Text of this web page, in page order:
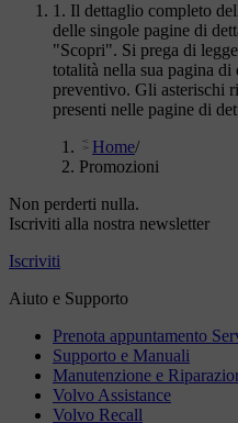
1. Il dettaglio completo
delle singole pagine di
"Scopri". Si prega di
totalità nella sua pagina
preventivo. Gli asterischi
presenti nelle pagine di
Home/
Promozioni